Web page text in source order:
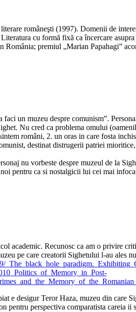
româneşti (1997). Domenii de
cu formă fixă ca încercare
premiul „Marian Papahagi”
un muzeu despre comunism”.
Nu cred ca problema omului
români, 2. un oras in care fosta
destinat distrugerii patriei
nu vorbeste despre muzeul de la
pentru ca si nostalgicii lui cei mai
academic. Recunosc ca am o privire
pe care creatorii Sighetului l-au ales
e desigur Teror Haza, muzeu din care
pentru perspectiva comparatista careia ii